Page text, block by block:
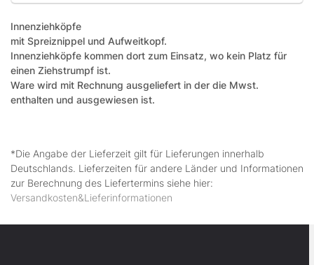
Innenziehköpfe
mit Spreiznippel und Aufweitkopf.
Innenziehköpfe kommen dort zum Einsatz, wo kein Platz für
einen Ziehstrumpf ist.
Ware wird mit Rechnung ausgeliefert in der die Mwst.
enthalten und ausgewiesen ist.
*Die Angabe der Lieferzeit gilt für Lieferungen innerhalb
Deutschlands. Lieferzeiten für andere Länder und Informationen
zur Berechnung des Liefertermins siehe hier:
Versandkosten&Lieferinformationen